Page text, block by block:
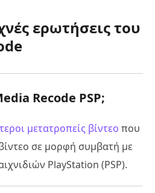
ερωτήσεις του
Recode PSP;
μετατροπείς βίντεο που
σε μορφή συμβατή με
PlayStation (PSP).